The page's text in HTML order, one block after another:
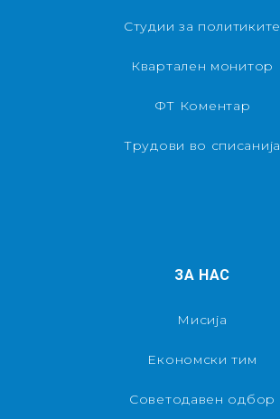
Студии за политиките
Квартален монитор
ФТ Коментар
Трудови во списанија
ЗА НАС
Мисија
Економски тим
Советодавен одбор